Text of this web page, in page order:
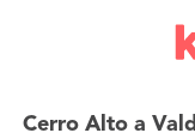
Cerro Alto a